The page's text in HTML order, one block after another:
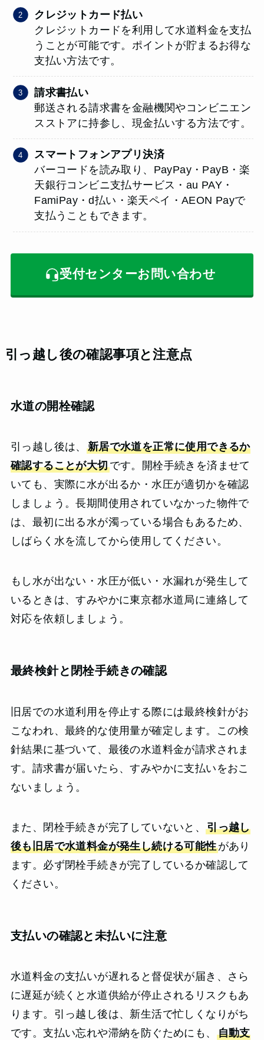
クレジットカード払い
クレジットカードを利用して水道料金を支払
うことが可能です。ポイントが貯まるお得な
支払い方法です。
請求書払い
郵送される請求書を金融機関やコンビニエン
スストアに持参し、現金払いする方法です。
スマートフォンアプリ決済
バーコードを読み取り、PayPay・PayB・楽
天銀行コンビニ支払サービス・au PAY・
FamiPay・d払い・楽天ペイ・AEON Payで
支払うこともできます。
受付センターお問い合わせ
引っ越し後の確認事項と注意点
水道の開栓確認
引っ越し後は、 新居で水道を正常に使用できるか
確認することが大切です。開栓手続きを済ませて
いても、実際に水が出るか・水圧が適切かを確認
しましょう。長期間使用されていなかった物件で
は、最初に出る水が濁っている場合もあるため、
しばらく水を流してから使用してください。
もし水が出ない・水圧が低い・水漏れが発生して
いるときは、すみやかに東京都水道局に連絡して
対応を依頼しましょう。
最終検針と閉栓手続きの確認
旧居での水道利用を停止する際には最終検針がお
こなわれ、最終的な使用量が確定します。この検
針結果に基づいて、最後の水道料金が請求されま
す。請求書が届いたら、すみやかに支払いをおこ
ないましょう。
また、閉栓手続きが完了していないと、引っ越し
後も旧居で水道料金が発生し続ける可能性があり
ます。必ず閉栓手続きが完了しているか確認して
ください。
支払いの確認と未払いに注意
水道料金の支払いが遅れると督促状が届き、さら
に遅延が続くと水道供給が停止されるリスクもあ
ります。引っ越し後は、新生活で忙しくなりがち
です。支払い忘れや滞納を防ぐためにも、 自動支